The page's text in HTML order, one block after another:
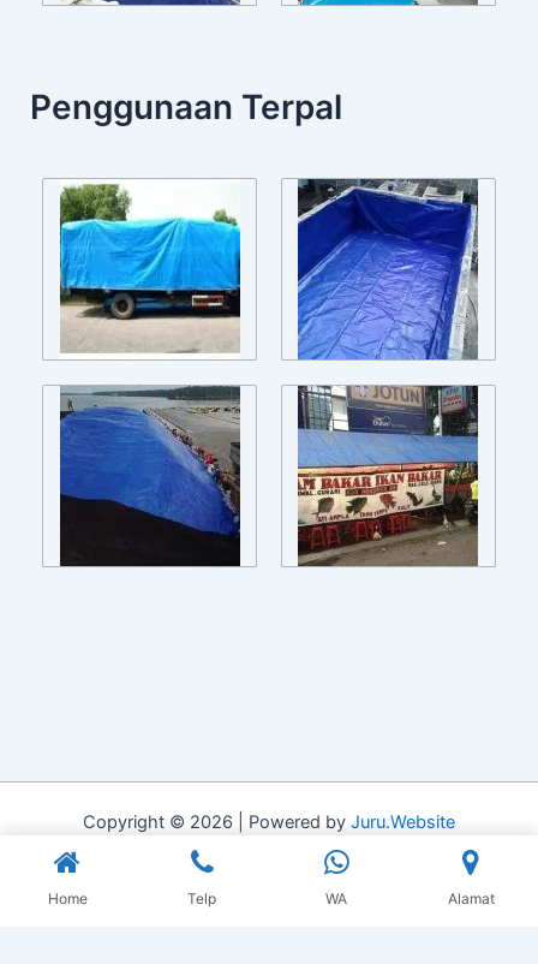
Penggunaan Terpal
Copyright © 2026 | Powered by Juru.Website
Home Telp WA Alamat